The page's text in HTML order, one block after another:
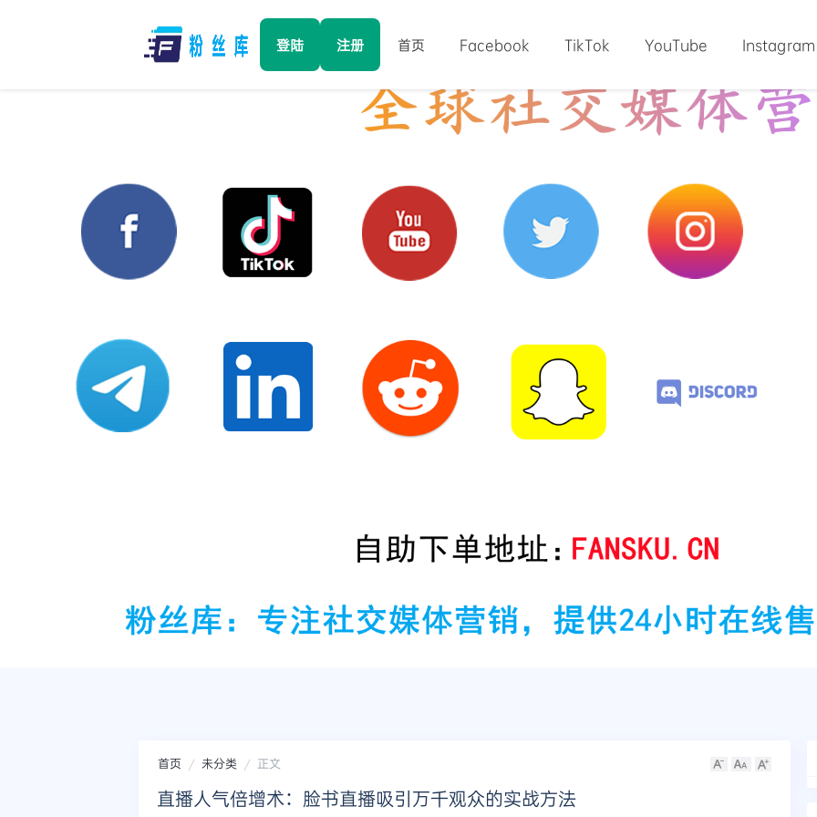
登陆 注册 首页 Facebook TikTok YouTube Instagram
首页 未分类 正文
直播人气倍增术：脸书直播吸引万千观众的实战方法